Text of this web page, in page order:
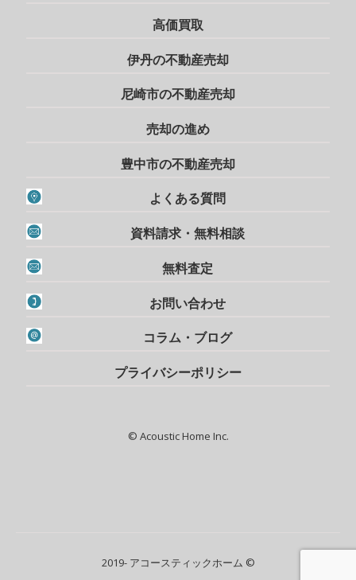
高価買取
伊丹の不動産売却
尼崎市の不動産売却
売却の進め
豊中市の不動産売却
よくある質問
資料請求・無料相談
無料査定
お問い合わせ
コラム・ブログ
プライバシーポリシー
© Acoustic Home Inc.
2019- アコースティックホーム ©